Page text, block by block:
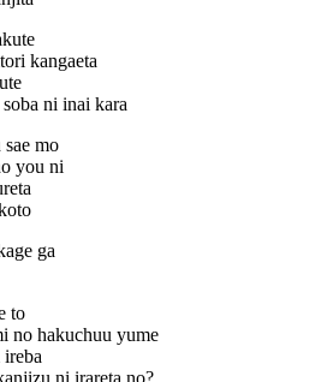
kangaeta
ni inai kara
mo
you ni
ga
to
no hakuchuu yume
ni irareta no?